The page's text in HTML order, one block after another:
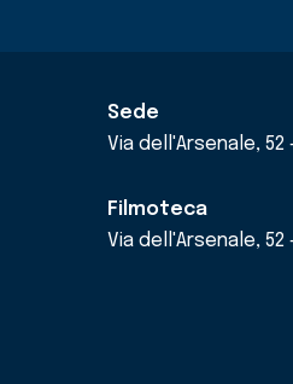
Sede
Via dell'Arsenale, 52
Filmoteca
Via dell'Arsenale, 52